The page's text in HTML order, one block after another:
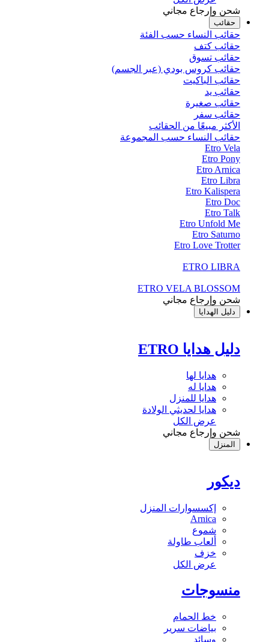
شحن وإرجاع مجاني
حقائب
حقائب النساء حسب الفئة
حقائب كتف
حقائب تسوق
حقائب كروس بودي (عبر الجسم)
حقائب الباكيت
حقائب يد
حقائب صغيرة
حقائب سفر
الأكثر مبيعًا من الحقائب
حقائب النساء حسب المجموعة
Etro Vela
Etro Pony
Etro Arnica
Etro Libra
Etro Kalispera
Etro Doc
Etro Talk
Etro Unfold Me
Etro Saturno
Etro Love Trotter
ETRO LIBRA
ETRO VELA BLOSSOM
شحن وإرجاع مجاني
دليل الهدايا
دليل هدايا ETRO
هدايا لها
هدايا له
هدايا للمنزل
هدايا لحديثي الولادة
عرض الكل
شحن وإرجاع مجاني
المنزل
ديكور
إكسسوارات المنزل
Arnica
شموع
ألعاب طاولة
خزف
عرض الكل
منسوجات
خط الحمام
بياضات سرير
وسائد